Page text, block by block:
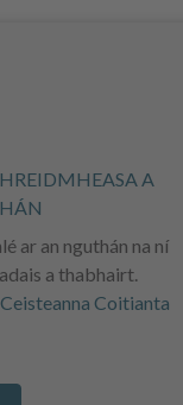
A
ar an nguthán na ní
a thabhairt.
Ceisteanna Coitianta